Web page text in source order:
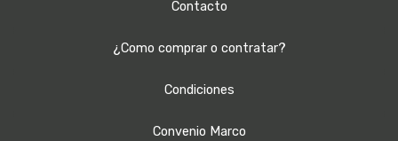
Contacto
¿Como comprar o contratar?
Condiciones
Convenio Marco